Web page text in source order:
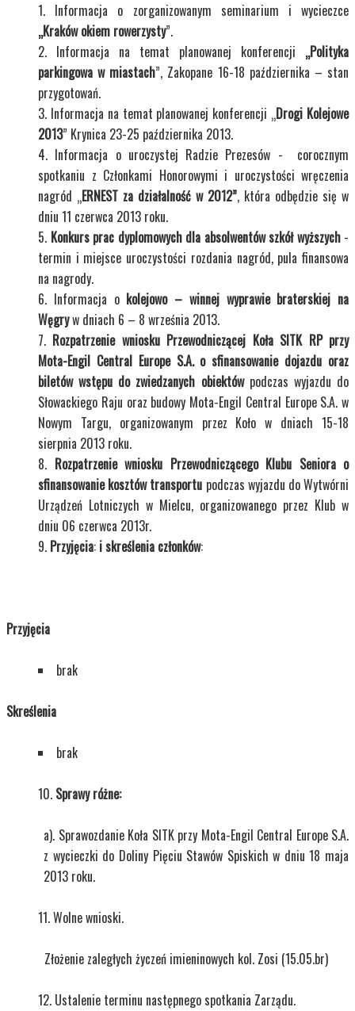
Informacja o zorganizowanym seminarium i wycieczce
„Kraków okiem rowerzysty”.
Informacja na temat planowanej konferencji „Polityka
parkingowa w miastach”, Zakopane 16-18 października – stan
przygotowań.
Informacja na temat planowanej konferencji „Drogi Kolejowe
2013” Krynica 23-25 października 2013.
Informacja o uroczystej Radzie Prezesów - corocznym
spotkaniu z Członkami Honorowymi i uroczystości wręczenia
nagród „ERNEST za działalność w 2012”, która odbędzie się w
dniu 11 czerwca 2013 roku.
Konkurs prac dyplomowych dla absolwentów szkół wyższych -
termin i miejsce uroczystości rozdania nagród, pula finansowa
na nagrody.
Informacja o kolejowo – winnej wyprawie braterskiej na
Węgryw dniach 6 – 8 września 2013.
Rozpatrzenie wniosku Przewodniczącej Koła SITK RP przy
Mota-Engil Central Europe S.A. o sfinansowanie dojazdu oraz
biletów wstępu do zwiedzanych obiektówpodczas wyjazdu do
Słowackiego Raju oraz budowy Mota-Engil Central Europe S.A. w
Nowym Targu, organizowanym przez Koło w dniach 15-18
sierpnia 2013 roku.
Rozpatrzenie wniosku Przewodniczącego Klubu Seniora o
sfinansowanie kosztów transportu podczas wyjazdu do Wytwórni
Urządzeń Lotniczych w Mielcu, organizowanego przez Klub w
dniu 06 czerwca 2013r.
Przyjęcia: i skreślenia członków:
Przyjęcia
brak
Skreślenia
brak
Sprawy różne:
a). Sprawozdanie Koła SITK przy Mota-Engil Central Europe S.A.
z wycieczki do Doliny Pięciu Stawów Spiskich w dniu 18 maja
2013 roku.
Wolne wnioski.
Złożenie zaległych życzeń imieninowych kol. Zosi (15.05.br)
Ustalenie terminu następnego spotkania Zarządu.